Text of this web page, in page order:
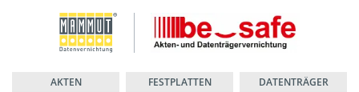
AKTEN FESTPLATTEN DATENTRÄGER